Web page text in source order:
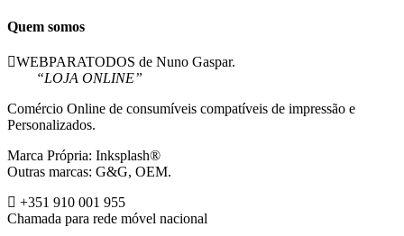
Quem somos
WEBPARATODOS de Nuno Gaspar.
“LOJA ONLINE”
Comércio Online de consumíveis compatíveis de impressão e
Personalizados.
Marca Própria: Inksplash®
Outras marcas: G&G, OEM.
+351 910 001 955
Chamada para rede móvel nacional